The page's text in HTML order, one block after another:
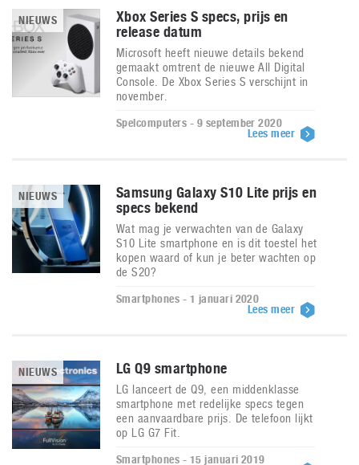
NIEUWS
Xbox Series S specs, prijs en
release datum
Microsoft heeft nieuwe details bekend
gemaakt omtrent de nieuwe All Digital
Console. De Xbox Series S verschijnt in
november.
Spelcomputers - 9 september 2020
Lees meer
NIEUWS
Samsung Galaxy S10 Lite prijs en
specs bekend
Wat mag je verwachten van de Galaxy
S10 Lite smartphone en is dit toestel het
kopen waard of kun je beter wachten op
de S20?
Smartphones - 1 januari 2020
Lees meer
NIEUWS LG Q9 smartphone
LG lanceert de Q9, een middenklasse
smartphone met redelijke specs tegen
een aanvaardbare prijs. De telefoon lijkt
op LG G7 Fit.
Smartphones - 15 januari 2019